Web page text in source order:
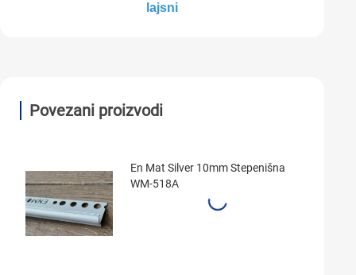
lajsni
Povezani proizvodi
En Mat Silver 10mm Stepenišna
WM-518A